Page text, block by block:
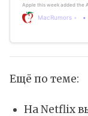
Apple this week added the
MacRumors
Ещё по теме:
На Netflix